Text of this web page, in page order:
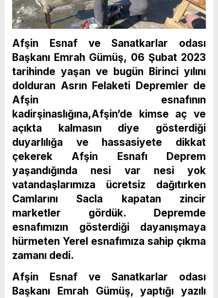
Afşin Esnaf ve Sanatkarlar odası
Başkanı Emrah Gümüş, 06 Şubat 2023
tarihinde yaşan ve bugün Birinci yılını
dolduran Asrın Felaketi Depremler de
Afşin esnafının
kadirşinaslığına,Afşin’de kimse aç ve
açıkta kalmasın diye gösterdiği
duyarlılığa ve hassasiyete dikkat
çekerek Afşin Esnafı Deprem
yaşandığında nesi var nesi yok
vatandaşlarımıza ücretsiz dağıtırken
Camlarını Sacla kapatan zincir
marketler gördük. Depremde
esnafımızın gösterdiği dayanışmaya
hürmeten Yerel esnafımıza sahip çıkma
zamanı dedi.
Afşin Esnaf ve Sanatkarlar odası
Başkanı Emrah Gümüş, yaptığı yazılı